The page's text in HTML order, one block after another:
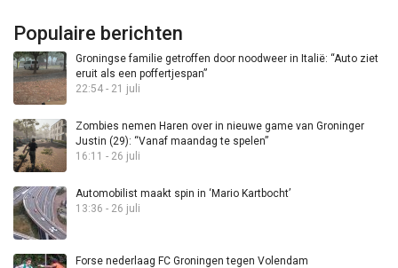
Populaire berichten
Groningse familie getroffen door noodweer in Italië: “Auto ziet
eruit als een poffertjespan”
22:54 - 21 juli
Zombies nemen Haren over in nieuwe game van Groninger
Justin (29): “Vanaf maandag te spelen”
16:11 - 26 juli
Automobilist maakt spin in ‘Mario Kartbocht’
13:36 - 26 juli
Forse nederlaag FC Groningen tegen Volendam